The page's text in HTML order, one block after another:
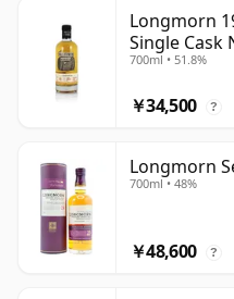
Longmorn
Single Cask
700ml • 51.8%
￥34,500 ?
Longmorn
700ml • 48%
￥48,600 ?